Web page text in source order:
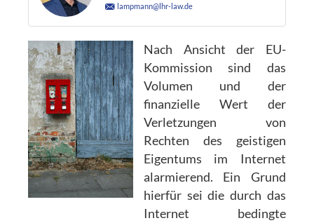
lampmann@lhr-law.de
Nach Ansicht der EU-
Kommission sind das
Volumen und der
finanzielle Wert der
Verletzungen von
Rechten des geistigen
Eigentums im Internet
alarmierend. Ein Grund
hierfür sei die durch das
Internet bedingte